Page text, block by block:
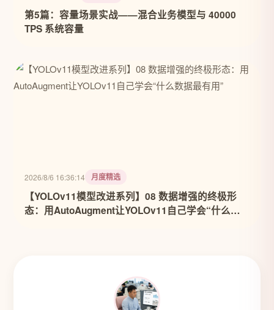
第5篇：容量场景实战——混合业务模型与 40000
TPS 系统容量
2026/8/6 16:36:14 月度精选
【YOLOv11模型改进系列】08 数据增强的终极形
态：用AutoAugment让YOLOv11自己学会“什么数